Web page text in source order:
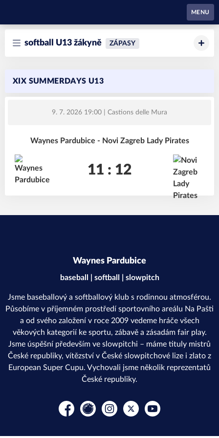
MENU
softball U13 žákyně ZÁPASY
XIX SUMMERDAYS U13
9. 7. 2026 19:00 | Castions delle Mura
Waynes Pardubice - Novi Zagreb Lady Pirates
11 : 12
Waynes Pardubice
baseball | softball | slowpitch
Jsme baseballový a softballový klub s rodinnou atmosférou.
Působíme v příjemném prostředí sportovního areálu Na Pašti
a od svého založení v roce 2009 vedeme hráče všech
věkových kategorií ke sportu, zábavě a zásadám fair play.
Jsme úspěšní především ve slowpitchi – máme tituly mistrů
České republiky, vítězství v České slowpitchové lize i zlato z
European Super Cupu. Vychovali jsme několik reprezentatů
České republiky.
Facebook
Rajče InstagramPlatform X
YouTube